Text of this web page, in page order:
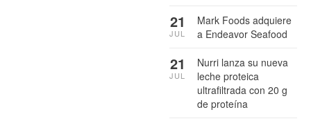
Mark Foods adquiere
a Endeavor Seafood
21
JUL
Nurri lanza su nueva
leche proteica
ultrafiltrada con 20 g
de proteína
21
JUL